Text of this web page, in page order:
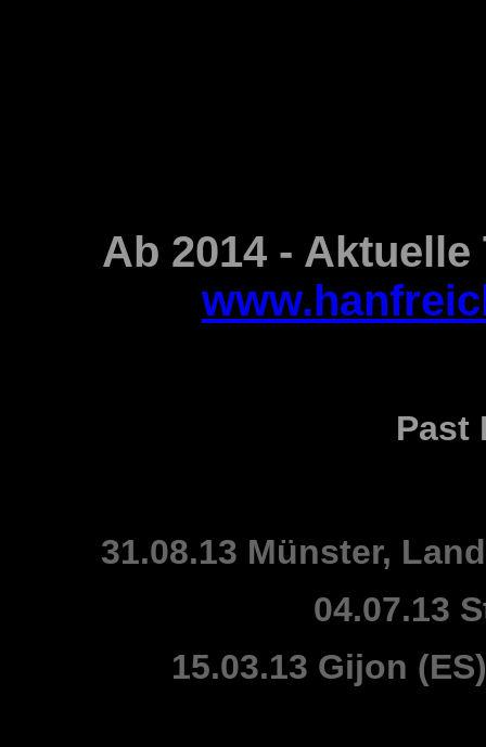
Ab 2014 -
Past
31.08.13 Münster,
04.07.13
15.03.13 Gijon